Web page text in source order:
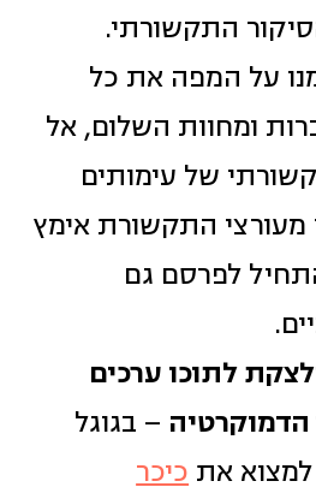
התקשורתי.
על המפה את כל
ומחוות השלום, אל
של עימותים
מעורצי התקשורת אימץ
לפרסם גם
לתוכו ערכים
– בגוגל
את כיכר